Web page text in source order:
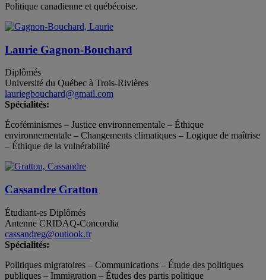
Politique canadienne et québécoise.
Laurie Gagnon-Bouchard
Diplômés
Université du Québec à Trois-Rivières
lauriegbouchard@gmail.com
Spécialités:
Écoféminismes – Justice environnementale – Éthique
environnementale – Changements climatiques – Logique de maîtrise
– Éthique de la vulnérabilité
Cassandre Gratton
Étudiant-es Diplômés
Antenne CRIDAQ-Concordia
cassandreg@outlook.fr
Spécialités:
Politiques migratoires – Communications – Étude des politiques
publiques – Immigration – Études des partis politique